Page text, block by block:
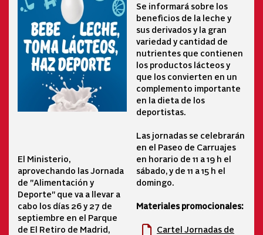
El Ministerio,
aprovechando las Jornada
de "Alimentación y
Deporte" que va a llevar a
cabo los días 26 y 27 de
septiembre en el Parque
de El Retiro de Madrid,
Se informará sobre los
beneficios de la leche y
sus derivados y la gran
variedad y cantidad de
nutrientes que contienen
los productos lácteos y
que los convierten en un
complemento importante
en la dieta de los
deportistas.
Las jornadas se celebrarán
en el Paseo de Carruajes
en horario de 11 a 19 h el
sábado, y de 11 a 15 h el
domingo.
Materiales promocionales:
Cartel Jornadas de